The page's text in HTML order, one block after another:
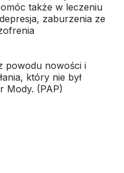
także w leczeniu
zaburzenia ze
powodu nowości i
który nie był
Mody. (PAP)